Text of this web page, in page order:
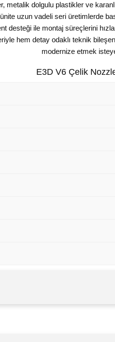
metalik dolgulu plastikler ve
uzun vadeli seri üretimlerde
desteği ile montaj süreçlerini
hem detay odaklı teknik
modernize etmek
E3D V6 Çelik